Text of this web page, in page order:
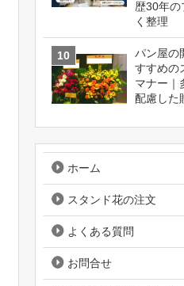
歴30年の
く整理
パン屋の
すすめの
マナー｜
配慮した
ホーム
スタンド花の注文
よくある質問
お問合せ